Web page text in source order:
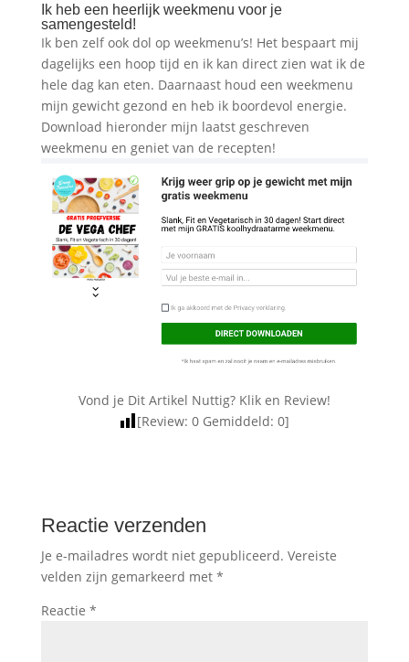
Ik heb een heerlijk weekmenu voor je
samengesteld!
Ik ben zelf ook dol op weekmenu’s! Het bespaart mij
dagelijks een hoop tijd en ik kan direct zien wat ik de
hele dag kan eten. Daarnaast houd een weekmenu
mijn gewicht gezond en heb ik boordevol energie.
Download hieronder mijn laatst geschreven
weekmenu en geniet van de recepten!
Vond je Dit Artikel Nuttig? Klik en Review!
[Review:0 Gemiddeld:0]
Reactie verzenden
Je e-mailadres wordt niet gepubliceerd. Vereiste
velden zijn gemarkeerd met *
Reactie *